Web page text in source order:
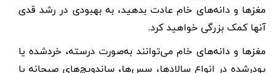
مغزها و دانه‌های خام عادت بدهید، به بهبودی در رشد قدی
آنها کمک بزرگی خواهید کرد.
مغزها و دانه‌های خام می‌توانند به‌صورت درسته، خردشده یا
پودرشده در انواع سالادها، سس‌ها، ساندویچ‌های صبحانه یا